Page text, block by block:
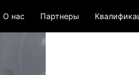
О нас Партнеры